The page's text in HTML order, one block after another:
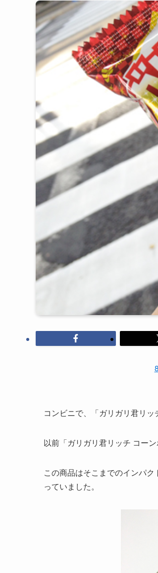
コンビニで、「ガリガリ君リッ
以前「ガリガリ君リッチ コー
この商品はそこまでのインパ
っていました。